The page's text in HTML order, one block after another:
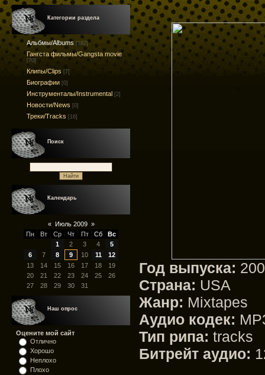
Категории раздела
Альбмы/Albums [182]
Гангста фильмы/Gangsta movie
[70]
Клипы/Clips [7]
Биографии [0]
Инструменталы/Instrumental [2]
Новости/News [0]
Треки/Tracks [16]
Поиск
Календарь
« Июль 2009 »
Пн
Вт Ср Чт Пт Сб
Вс
1
2 3 4
5
6
7 8 9 10 11
12
13
14 15 16 17 18
19
20
21 22 23 24 25
26
27
28 29 30 31
Наш опрос
Оцените мой сайт
Отлично
Хорошо
Неплохо
Плохо
Год выпуска:
Страна: USA
Жанр: Mixtapes
Аудио кодек:
Тип рипа: tracks
Битрейт аудио: